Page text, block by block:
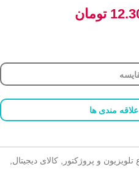
تومان
مندی ها
تلویزیون و پروژکتور , کالای دیجیتال,